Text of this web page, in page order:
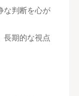
な判断を心が
長期的な視点